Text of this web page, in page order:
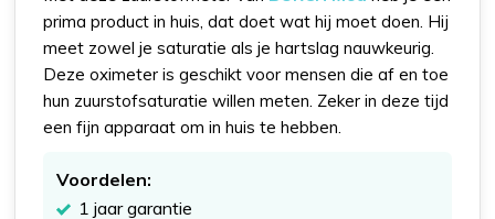
prima product in huis, dat doet wat hij moet doen. Hij
meet zowel je saturatie als je hartslag nauwkeurig.
Deze oximeter is geschikt voor mensen die af en toe
hun zuurstofsaturatie willen meten. Zeker in deze tijd
een fijn apparaat om in huis te hebben.
Voordelen:
1 jaar garantie